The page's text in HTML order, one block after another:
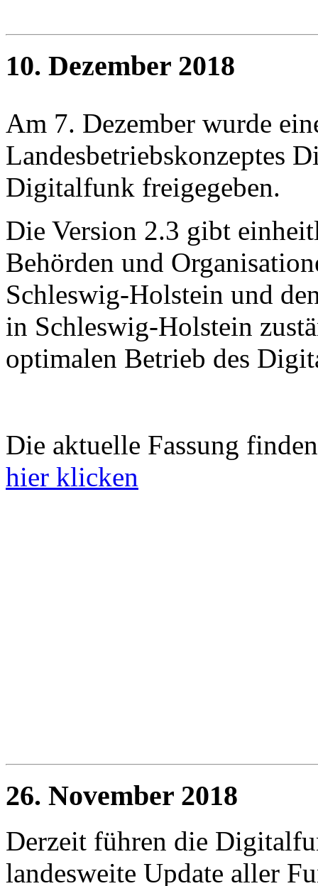
10. Dezember 2018
Am 7. Dezember wurde
Landesbetriebskonzeptes
Digitalfunk freigegeben.
Die Version 2.3 gibt
Behörden und
Schleswig-Holstein und
in Schleswig-Holstein
optimalen Betrieb des
Die aktuelle Fassung
hier klicken
26. November 2018
Derzeit führen die
landesweite Update aller